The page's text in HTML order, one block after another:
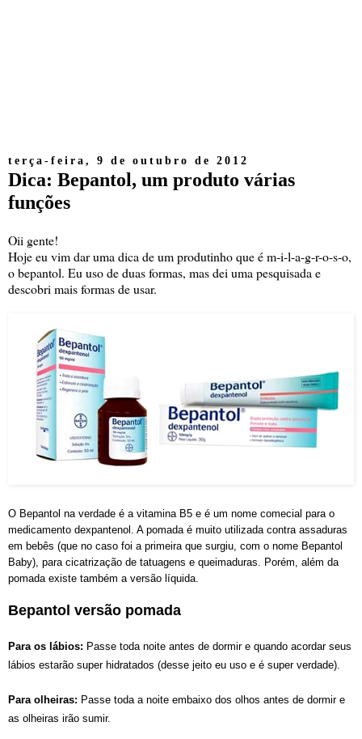
terça-feira, 9 de outubro de 2012
Dica: Bepantol, um produto várias
funções
Oii gente!
Hoje eu vim dar uma dica de um produtinho que é m-i-l-a-g-r-o-s-o,
o bepantol. Eu uso de duas formas, mas dei uma pesquisada e
descobri mais formas de usar.
O Bepantol na verdade é a vitamina B5 e é um nome comecial para o
medicamento dexpantenol. A pomada é muito utilizada contra assaduras
em bebês (que no caso foi a primeira que surgiu, com o nome Bepantol
Baby), para cicatrização de tatuagens e queimaduras. Porém, além da
pomada existe também a versão líquida.
Bepantol versão pomada
Para os lábios: Passe toda noite antes de dormir e quando acordar seus
lábios estarão super hidratados (desse jeito eu uso e é super verdade).
Para olheiras: Passe toda a noite embaixo dos olhos antes de dormir e
as olheiras irão sumir.